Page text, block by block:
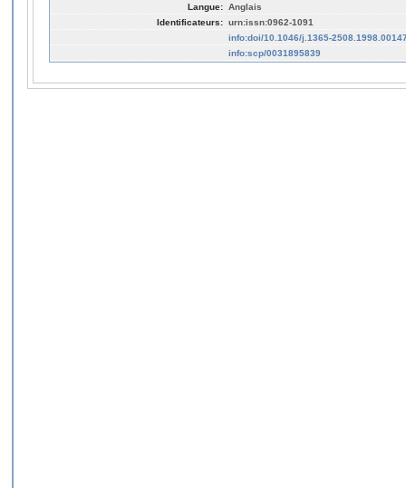
Langue: Anglais
Identificateurs: urn:issn:0962-1091
info:doi/10.1046/j.1365-
info:scp/0031895839